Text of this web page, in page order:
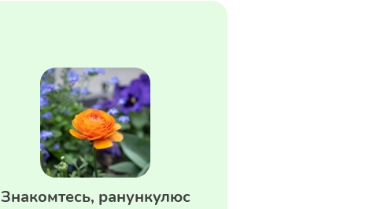
Знакомтесь, ранункулюс